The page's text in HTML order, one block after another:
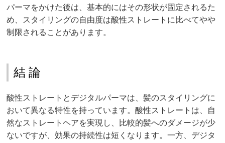
パーマをかけた後は、基本的にはその形状が固定されるた
め、スタイリングの自由度は酸性ストレートに比べてやや
制限されることがあります。
結論
酸性ストレートとデジタルパーマは、髪のスタイリングに
おいて異なる特性を持っています。酸性ストレートは、自
然なストレートヘアを実現し、比較的髪へのダメージが少
ないですが、効果の持続性は短くなります。一方、デジタ